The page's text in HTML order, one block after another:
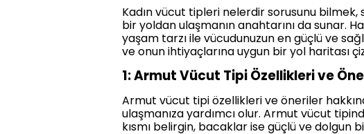
Kadın vücut tipleri nelerdir sorusunu
bir yoldan ulaşmanın anahtarını da sunar.
yaşam tarzı ile vücudunuzun en güçlü ve
ve onun ihtiyaçlarına uygun bir yol haritası
1: Armut Vücut Tipi Özellikleri ve
Armut vücut tipi özellikleri ve öneriler
ulaşmanıza yardımcı olur. Armut vücut
kısmı belirgin, bacaklar ise güçlü ve dolgun